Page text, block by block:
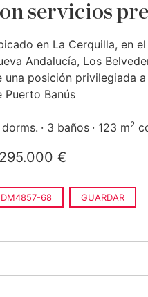
servicios
en La Cerquilla, en
Andalucía, Los
una posición privilegiada
Puerto Banús
3 baños 123 m2
€
DM4857-68 GUARDAR